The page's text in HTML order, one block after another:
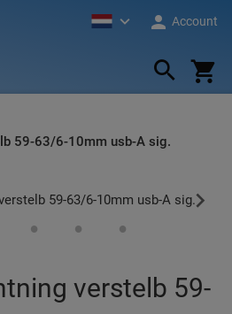
Account
ZoekLite
Pijp-
59-63/6-10mm usb-A sig.
verstelb 59-